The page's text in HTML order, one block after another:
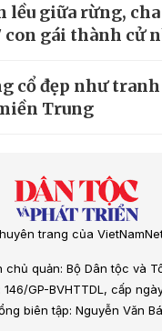
lều giữa rừng,
con gái thành cử
cổ đẹp như
Trung
trang của
chủ quản: Bộ Dân tộc và
GP-BVHTTDL, cấp
biên tập: Nguyễn Văn Bá